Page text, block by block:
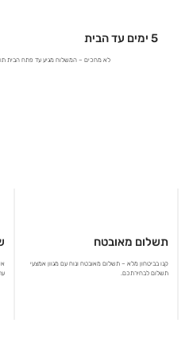
5 ימים עד הבית
לא מחכים – המשלוח מגיע עד פתח הבית תוך 5 ימים
תשלום מאובטח
קנו בביטחון מלא – תשלום מאובטח ונוח עם מגוון אמצעי
תשלום לבחירתכם.